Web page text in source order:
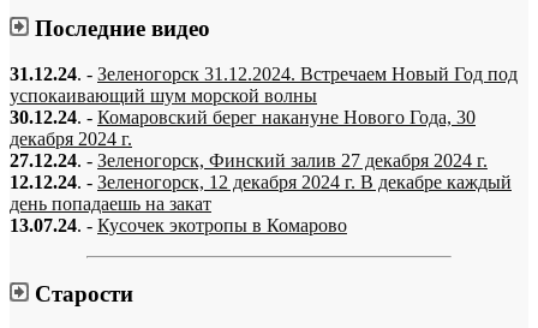
Последние видео
31.12.24. - Зеленогорск 31.12.2024. Встречаем Новый Год под
успокаивающий шум морской волны
30.12.24. - Комаровский берег накануне Нового Года, 30
декабря 2024 г.
27.12.24. - Зеленогорск, Финский залив 27 декабря 2024 г.
12.12.24. - Зеленогорск, 12 декабря 2024 г. В декабре каждый
день попадаешь на закат
13.07.24. - Кусочек экотропы в Комарово
Старости